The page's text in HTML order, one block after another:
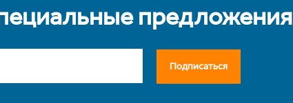
предложения
Подписаться